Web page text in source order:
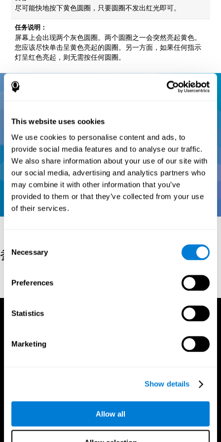
This website uses cookies
We use cookies to personalise content and ads, to
provide social media features and to analyse our traffic.
We also share information about your use of our site with
our social media, advertising and analytics partners who
may combine it with other information that you’ve
provided to them or that they’ve collected from your use
of their services.
Selection
Necessary
Preferences
Statistics
Marketing
Show details
Allow all
尽可能快地按下黄色圆圈，只要圆圈不发出红光即可。
任务说明：
屏幕上会出现两个灰色圆圈。两个圆圈之一会突然亮起黄色。
您应该尽快单击呈黄色亮起的圆圈。另一方面，如果任何指示
灯呈红色亮起，则无需按任何圆圈。
参考文献
Conners, C. K (1989). Manual for Conners’ rating scales. North
Tonawanda, NY: Multi-Health Systems.